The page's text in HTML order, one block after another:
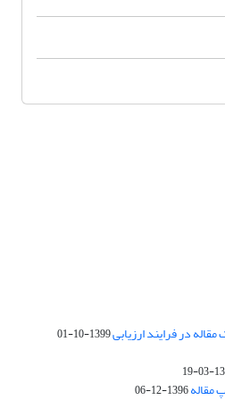
در فرایند ارزیابی1399-10-01
مقاله1396-12-06